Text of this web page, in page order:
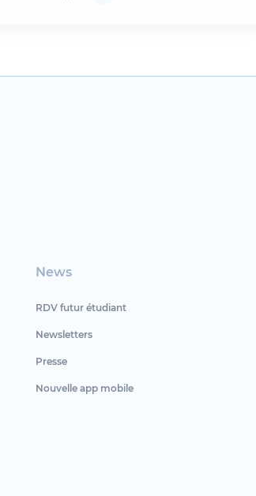
News
RDV futur étudiant
Newsletters
Presse
Nouvelle app mobile